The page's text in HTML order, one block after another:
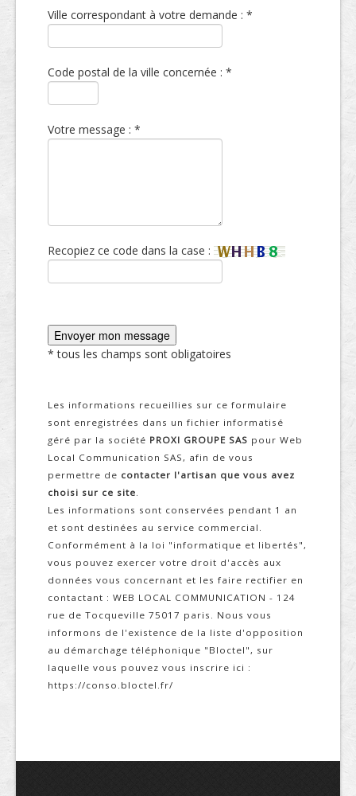
Ville correspondant à votre demande : *
Code postal de la ville concernée : *
Votre message : *
Recopiez ce code dans la case :
* tous les champs sont obligatoires
Les informations recueillies sur ce formulaire
sont enregistrées dans un fichier informatisé
géré par la société PROXI GROUPE SAS pour Web
Local Communication SAS, afin de vous
permettre de contacter l'artisan que vous avez
choisi sur ce site.
Les informations sont conservées pendant 1 an
et sont destinées au service commercial.
Conformément à la loi "informatique et libertés",
vous pouvez exercer votre droit d'accès aux
données vous concernant et les faire rectifier en
contactant : WEB LOCAL COMMUNICATION - 124
rue de Tocqueville 75017 paris. Nous vous
informons de l'existence de la liste d'opposition
au démarchage téléphonique "Bloctel", sur
laquelle vous pouvez vous inscrire ici :
https://conso.bloctel.fr/